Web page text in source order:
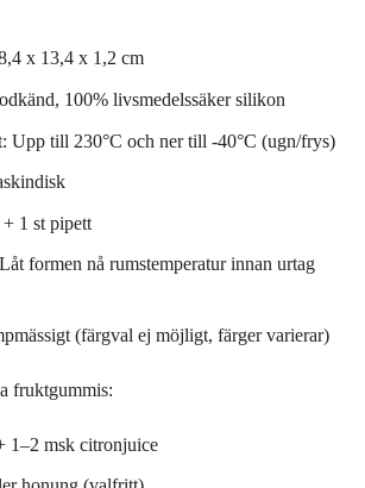
x 13,4 x 1,2 cm
100% livsmedelssäker silikon
Upp till 230°C och ner till -40°C (ugn/frys)
1 st pipett
formen nå rumstemperatur innan urtag
(färgval ej möjligt, färger varierar)
fruktgummis:
1–2 msk citronjuice